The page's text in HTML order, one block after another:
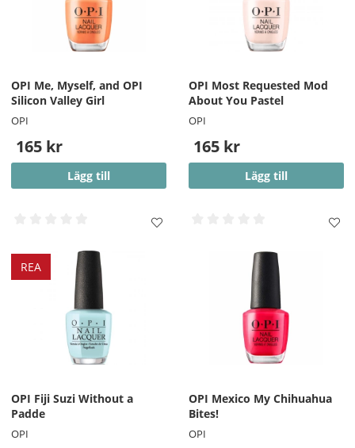
OPI Me, Myself, and OPI
Silicon Valley Girl
OPI
165 kr
Lägg till
OPI Most Requested Mod
About You Pastel
OPI
165 kr
Lägg till
REA
OPI Fiji Suzi Without a
Padde
OPI
OPI Mexico My Chihuahua
Bites!
OPI